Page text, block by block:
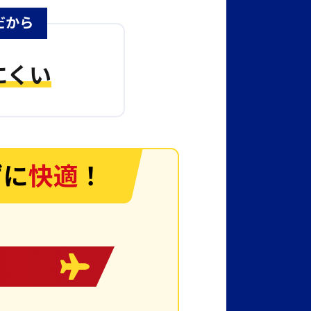
から
くい